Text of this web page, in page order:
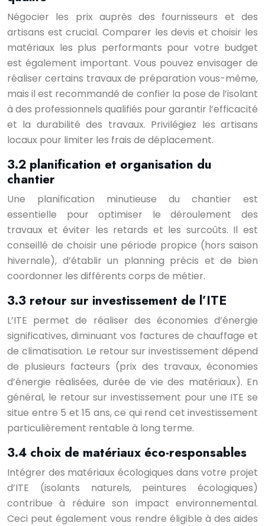
Négocier les prix auprès des fournisseurs et des
artisans est crucial. Comparer les devis et choisir les
matériaux les plus performants pour votre budget
est également important. Vous pouvez envisager de
réaliser certains travaux de préparation vous-même,
mais il est recommandé de confier la pose de l’isolant
à des professionnels qualifiés pour garantir l’efficacité
et la durabilité des travaux. Privilégiez les artisans
locaux pour limiter les frais de déplacement.
3.2 planification et organisation du
chantier
Une planification minutieuse du chantier est
essentielle pour optimiser le déroulement des
travaux et éviter les retards et les surcoûts. Il est
conseillé de choisir une période propice (hors saison
hivernale), d’établir un planning précis et de bien
coordonner les différents corps de métier.
3.3 retour sur investissement de l’ITE
L’ITE permet de réaliser des économies d’énergie
significatives, diminuant vos factures de chauffage et
de climatisation. Le retour sur investissement dépend
de plusieurs facteurs (prix des travaux, économies
d’énergie réalisées, durée de vie des matériaux). En
général, le retour sur investissement pour une ITE se
situe entre 5 et 15 ans, ce qui rend cet investissement
particulièrement rentable à long terme.
3.4 choix de matériaux éco-responsables
Intégrer des matériaux écologiques dans votre projet
d’ITE (isolants naturels, peintures écologiques)
contribue à réduire son impact environnemental.
Ceci peut également vous rendre éligible à des aides